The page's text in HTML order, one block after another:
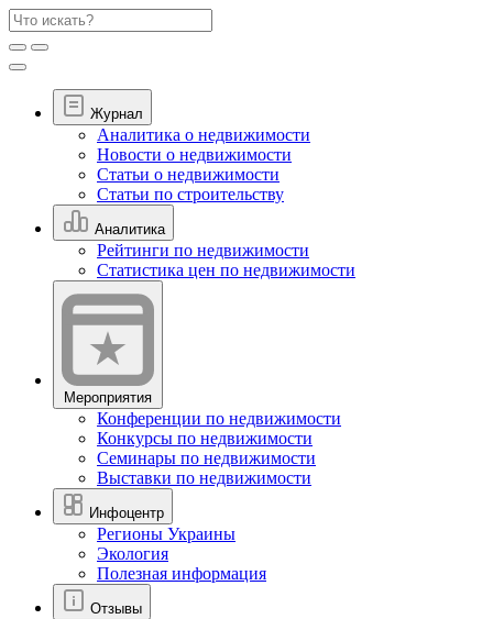
Журнал
Аналитика о недвижимости
Новости о недвижимости
Статьи о недвижимости
Статьи по строительству
Аналитика
Рейтинги по недвижимости
Статистика цен по недвижимости
Мероприятия
Конференции по недвижимости
Конкурсы по недвижимости
Семинары по недвижимости
Выставки по недвижимости
Инфоцентр
Регионы Украины
Экология
Полезная информация
Отзывы